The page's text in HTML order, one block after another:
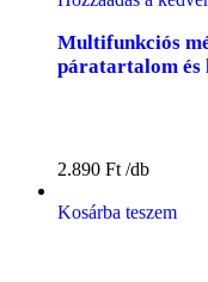
Multifunkciós
páratartalom és
2.890 Ft
Kosárba teszem